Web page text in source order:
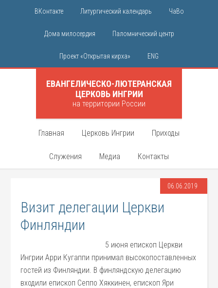
ВКонтакте Литургический календарь ЧаВо
Дома милосердия Паломнический центр
Проект «Открытая кирха» ENG
ЕВАНГЕЛИЧЕСКО-ЛЮТЕРАНСКАЯ
ЦЕРКОВЬ ИНГРИИ
на территории России
Главная Церковь Ингрии Приходы
Служения Медиа Контакты
06.06.2019
Визит делегации Церкви
Финляндии
5 июня епископ Церкви
Ингрии Арри Кугаппи принимал высокопоставленных
гостей из Финляндии. В финляндскую делегацию
входили епископ Сеппо Хяккинен, епископ Яри